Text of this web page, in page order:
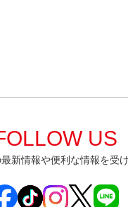
US
新情報や便利な情報を受